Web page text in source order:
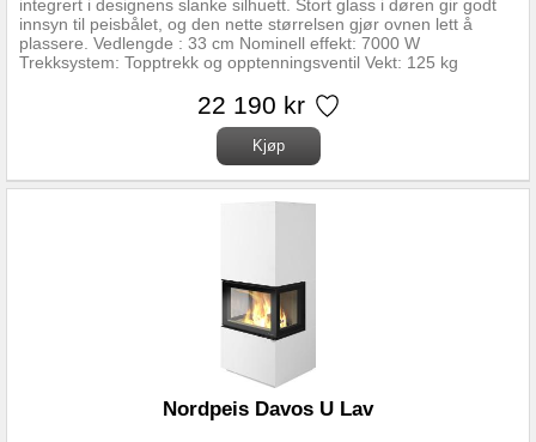
integrert i designens slanke silhuett. Stort glass i døren gir godt
innsyn til peisbålet, og den nette størrelsen gjør ovnen lett å
plassere. Vedlengde : 33 cm Nominell effekt: 7000 W
Trekksystem: Topptrekk og opptenningsventil Vekt: 125 kg
fra gulv til senter luftinntak 300 mm Røykuttak Topp og bak
Regulerbare ben Nei Gulvplatemål minimum 500x660
Brennkammer:Skamolx Overflatebehandling: Sort lakk
Materiale:Støpejern Forbrenningssystem: Luftkammer med
sekundærforbrenning Oppvarmingsareal: Takhøyde 2.4m, beregn
22 190 kr
Nordpeis Davos U Lav